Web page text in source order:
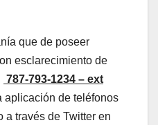
que de poseer
esclarecimiento de
787-793-1234 – ext
aplicación de teléfonos
a través de Twitter en